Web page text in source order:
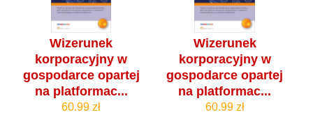
Wizerunek
korporacyjny w
gospodarce opartej
na platformac...
60.99 zł
Wizerunek
korporacyjny w
gospodarce opartej
na platformac...
60.99 zł